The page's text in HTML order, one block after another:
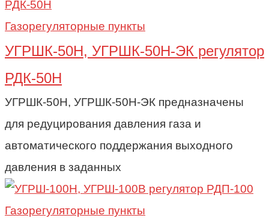
Газорегуляторные пункты
УГРШК-50Н, УГРШК-50Н-ЭК регулятор
РДК-50Н
УГРШК-50Н, УГРШК-50Н-ЭК предназначены
для редуцирования давления газа и
автоматического поддержания выходного
давления в заданных
Газорегуляторные пункты